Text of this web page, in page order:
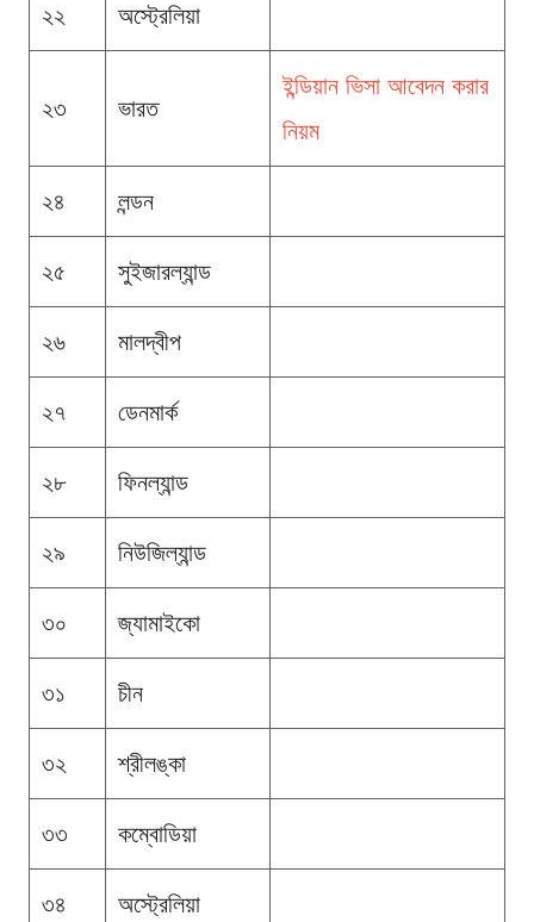
২২ অস্ট্রেলিয়া
২৩ ভারত
ইন্ডিয়ান ভিসা আবেদন করার
নিয়ম
২৪ লন্ডন
২৫ সুইজারল্যান্ড
২৬ মালদ্বীপ
২৭ ডেনমার্ক
২৮ ফিনল্যান্ড
২৯ নিউজিল্যান্ড
৩০ জ্যামাইকো
৩১ চীন
৩২ শ্রীলঙ্কা
৩৩ কম্বোডিয়া
৩৪ অস্ট্রেলিয়া